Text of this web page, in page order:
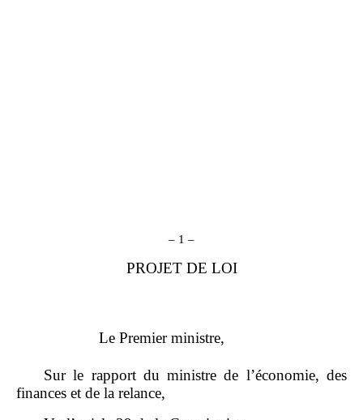
– 1 –
PROJET DE LOI
Le Premier ministre,
Sur le rapport du ministre de l’économie, des
finances et de la relance,